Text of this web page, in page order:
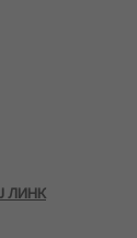
ЛИНК